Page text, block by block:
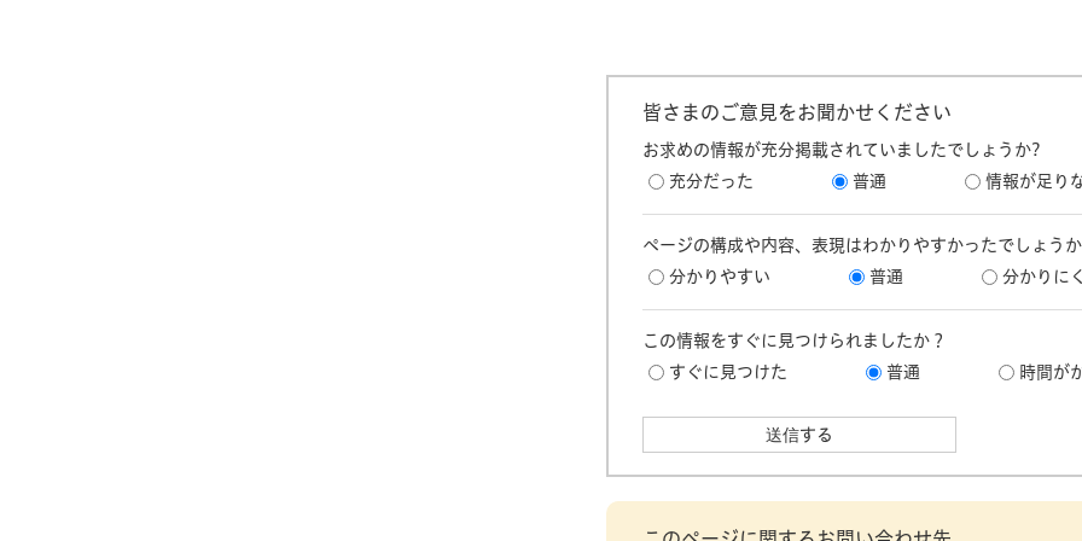
皆さまのご意見をお聞かせください
お求めの情報が充分掲載されていましたでしょうか?
充分だった
普通 情報が足り
ページの構成や内容、表現はわかりやすかったでしょうか
分かりやすい
普通 分かりに
この情報をすぐに見つけられましたか？
すぐに見つけた
普通 時間が